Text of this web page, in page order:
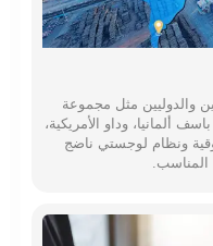
والدوليين مثل مجموعة
ألمانيا، وداو الأمريكية،
ونظام لوجستي ناضج
المناسب.